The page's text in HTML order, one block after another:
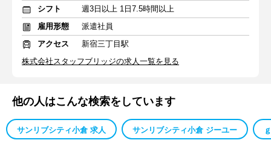
シフト
週3日以上 1日7.5時間以上
雇用形態
派遣社員
アクセス
新宿三丁目駅
株式会社スタッフブリッジの求人一覧を見る
他の人はこんな検索をしています
サンリブシティ小倉 求人 サンリブシティ小倉 ジーユー